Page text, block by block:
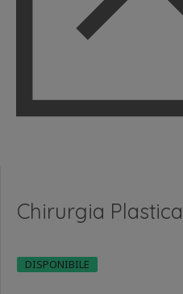
Chirurgia
DISPONIBILE